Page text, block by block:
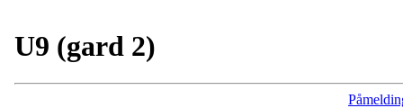
U9 (gard 2)